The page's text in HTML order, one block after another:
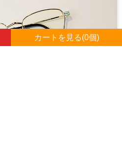
カートを見る(0個)